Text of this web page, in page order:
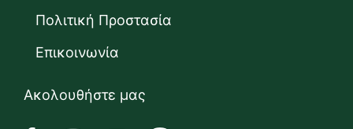
Πολιτική Προστασία
Επικοινωνία
Ακολουθήστε μας